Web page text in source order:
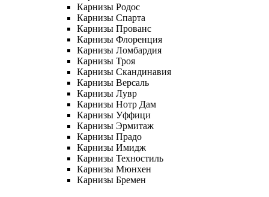
Карнизы Родос
Карнизы Спарта
Карнизы Прованс
Карнизы Флоренция
Карнизы Ломбардия
Карнизы Троя
Карнизы Скандинавия
Карнизы Версаль
Карнизы Лувр
Карнизы Нотр Дам
Карнизы Уффици
Карнизы Эрмитаж
Карнизы Прадо
Карнизы Имидж
Карнизы Техностиль
Карнизы Мюнхен
Карнизы Бремен